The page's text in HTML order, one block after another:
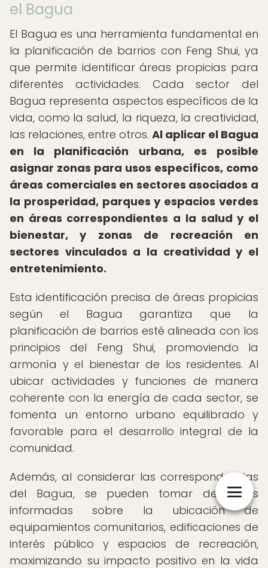
el Bagua
El Bagua es una herramienta fundamental en
la planificación de barrios con Feng Shui, ya
que permite identificar áreas propicias para
diferentes actividades. Cada sector del
Bagua representa aspectos específicos de la
vida, como la salud, la riqueza, la creatividad,
las relaciones, entre otros. Al aplicar el Bagua
en la planificación urbana, es posible
asignar zonas para usos específicos, como
áreas comerciales en sectores asociados a
la prosperidad, parques y espacios verdes
en áreas correspondientes a la salud y el
bienestar, y zonas de recreación en
sectores vinculados a la creatividad y el
entretenimiento.
Esta identificación precisa de áreas propicias
según el Bagua garantiza que la
planificación de barrios esté alineada con los
principios del Feng Shui, promoviendo la
armonía y el bienestar de los residentes. Al
ubicar actividades y funciones de manera
coherente con la energía de cada sector, se
fomenta un entorno urbano equilibrado y
favorable para el desarrollo integral de la
comunidad.
Además, al considerar las correspondencias
del Bagua, se pueden tomar decisiones
informadas sobre la ubicación de
equipamientos comunitarios, edificaciones de
interés público y espacios de recreación,
maximizando su impacto positivo en la vida